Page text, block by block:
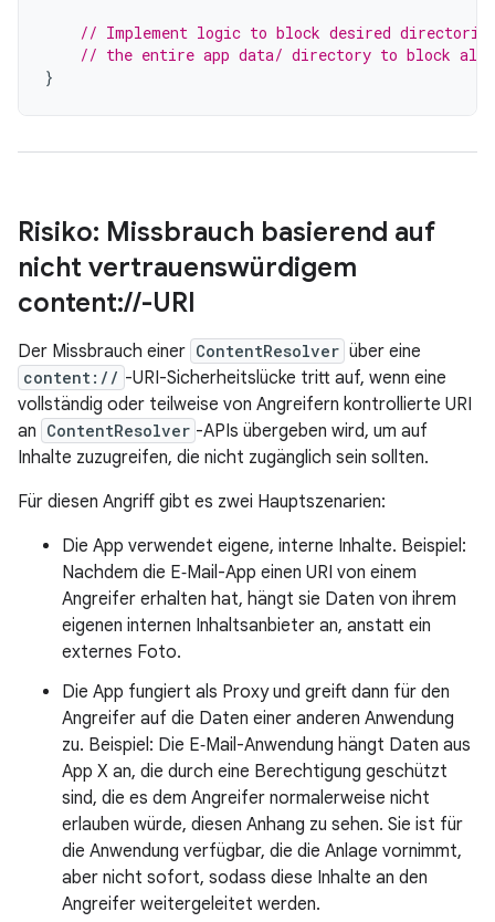
// Implement logic to block desired
// the entire app data/ directory to block all
}
Risiko: Missbrauch basierend auf
nicht vertrauenswürdigem
content://-URI
Der Missbrauch einer ContentResolver über eine
content:// -URI-Sicherheitslücke tritt auf, wenn eine
vollständig oder teilweise von Angreifern kontrollierte URI
an ContentResolver -APIs übergeben wird, um auf
Inhalte zuzugreifen, die nicht zugänglich sein sollten.
Für diesen Angriff gibt es zwei Hauptszenarien:
Die App verwendet eigene, interne Inhalte. Beispiel:
Nachdem die E‑Mail-App einen URI von einem
Angreifer erhalten hat, hängt sie Daten von ihrem
eigenen internen Inhaltsanbieter an, anstatt ein
externes Foto.
Die App fungiert als Proxy und greift dann für den
Angreifer auf die Daten einer anderen Anwendung
zu. Beispiel: Die E‑Mail-Anwendung hängt Daten aus
App X an, die durch eine Berechtigung geschützt
sind, die es dem Angreifer normalerweise nicht
erlauben würde, diesen Anhang zu sehen. Sie ist für
die Anwendung verfügbar, die die Anlage vornimmt,
aber nicht sofort, sodass diese Inhalte an den
Angreifer weitergeleitet werden.